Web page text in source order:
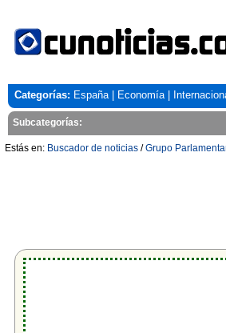
Categorías: España| Economía|
Subcategorías:
Estás en: Buscador de noticias /Grupo